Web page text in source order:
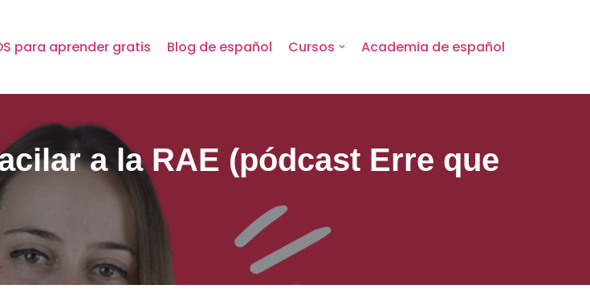
para aprender gratis Blog de español Cursos Academia de español
a la RAE (pódcast Erre que